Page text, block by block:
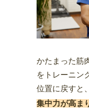
かたまった筋
をトレーニン
位置に戻すと、
集中力が高ま